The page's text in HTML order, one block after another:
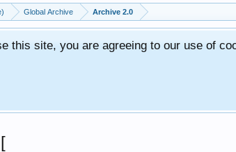
Global Archive Archive 2.0
this site, you are agreeing to our use of